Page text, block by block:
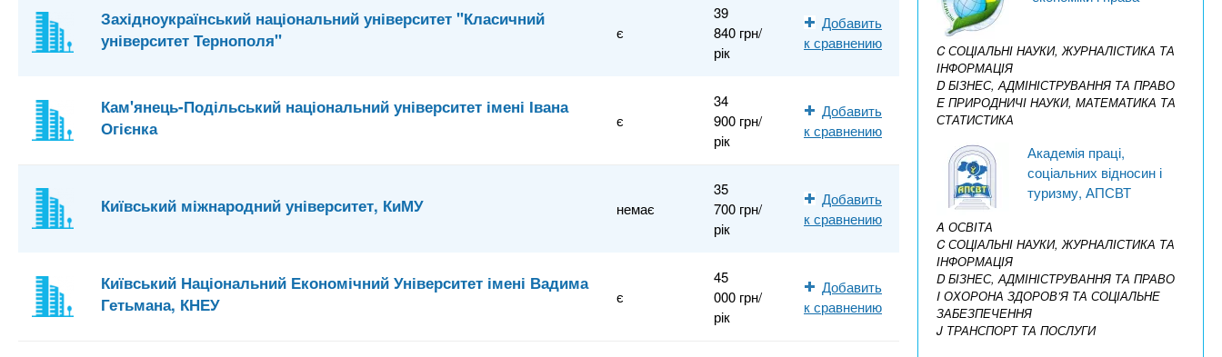
Західноукраїнський національний університет "Класичний
університет Тернополя"
є
39
840 грн/
рік
Добавить
к сравнению
Кам'янець-Подільський національний університет імені Івана
Огієнка
є
34
900 грн/
рік
Добавить
к сравнению
Київський міжнародний університет, КиМУ немає
35
700 грн/
рік
Добавить
к сравнению
Київський Національний Економічний Університет імені Вадима
Гетьмана, КНЕУ
є
45
000 грн/
рік
Добавить
к сравнению
C СОЦІАЛЬНІ НАУКИ, ЖУРНАЛІСТИКА ТА
ІНФОРМАЦІЯ
D БІЗНЕС, АДМІНІСТРУВАННЯ ТА ПРАВО
E ПРИРОДНИЧІ НАУКИ, МАТЕМАТИКА ТА
СТАТИСТИКА
Академія праці,
соціальних відносин і
туризму, АПСВТ
A ОСВІТА
C СОЦІАЛЬНІ НАУКИ, ЖУРНАЛІСТИКА ТА
ІНФОРМАЦІЯ
D БІЗНЕС, АДМІНІСТРУВАННЯ ТА ПРАВО
I ОХОРОНА ЗДОРОВ’Я ТА СОЦІАЛЬНЕ
ЗАБЕЗПЕЧЕННЯ
J ТРАНСПОРТ ТА ПОСЛУГИ